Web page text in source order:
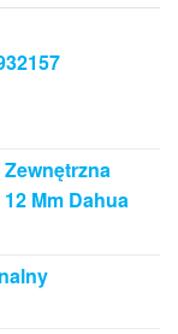
Mm Dahua